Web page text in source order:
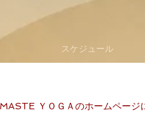
スケジュール
ＹＯＧＡのホームページ